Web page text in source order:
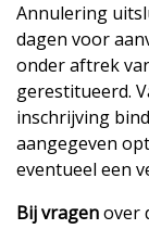
Annulering
dagen voor
onder aftrek
gerestitueerd.
inschrijving
aangegeven
eventueel een
Bij vragenover